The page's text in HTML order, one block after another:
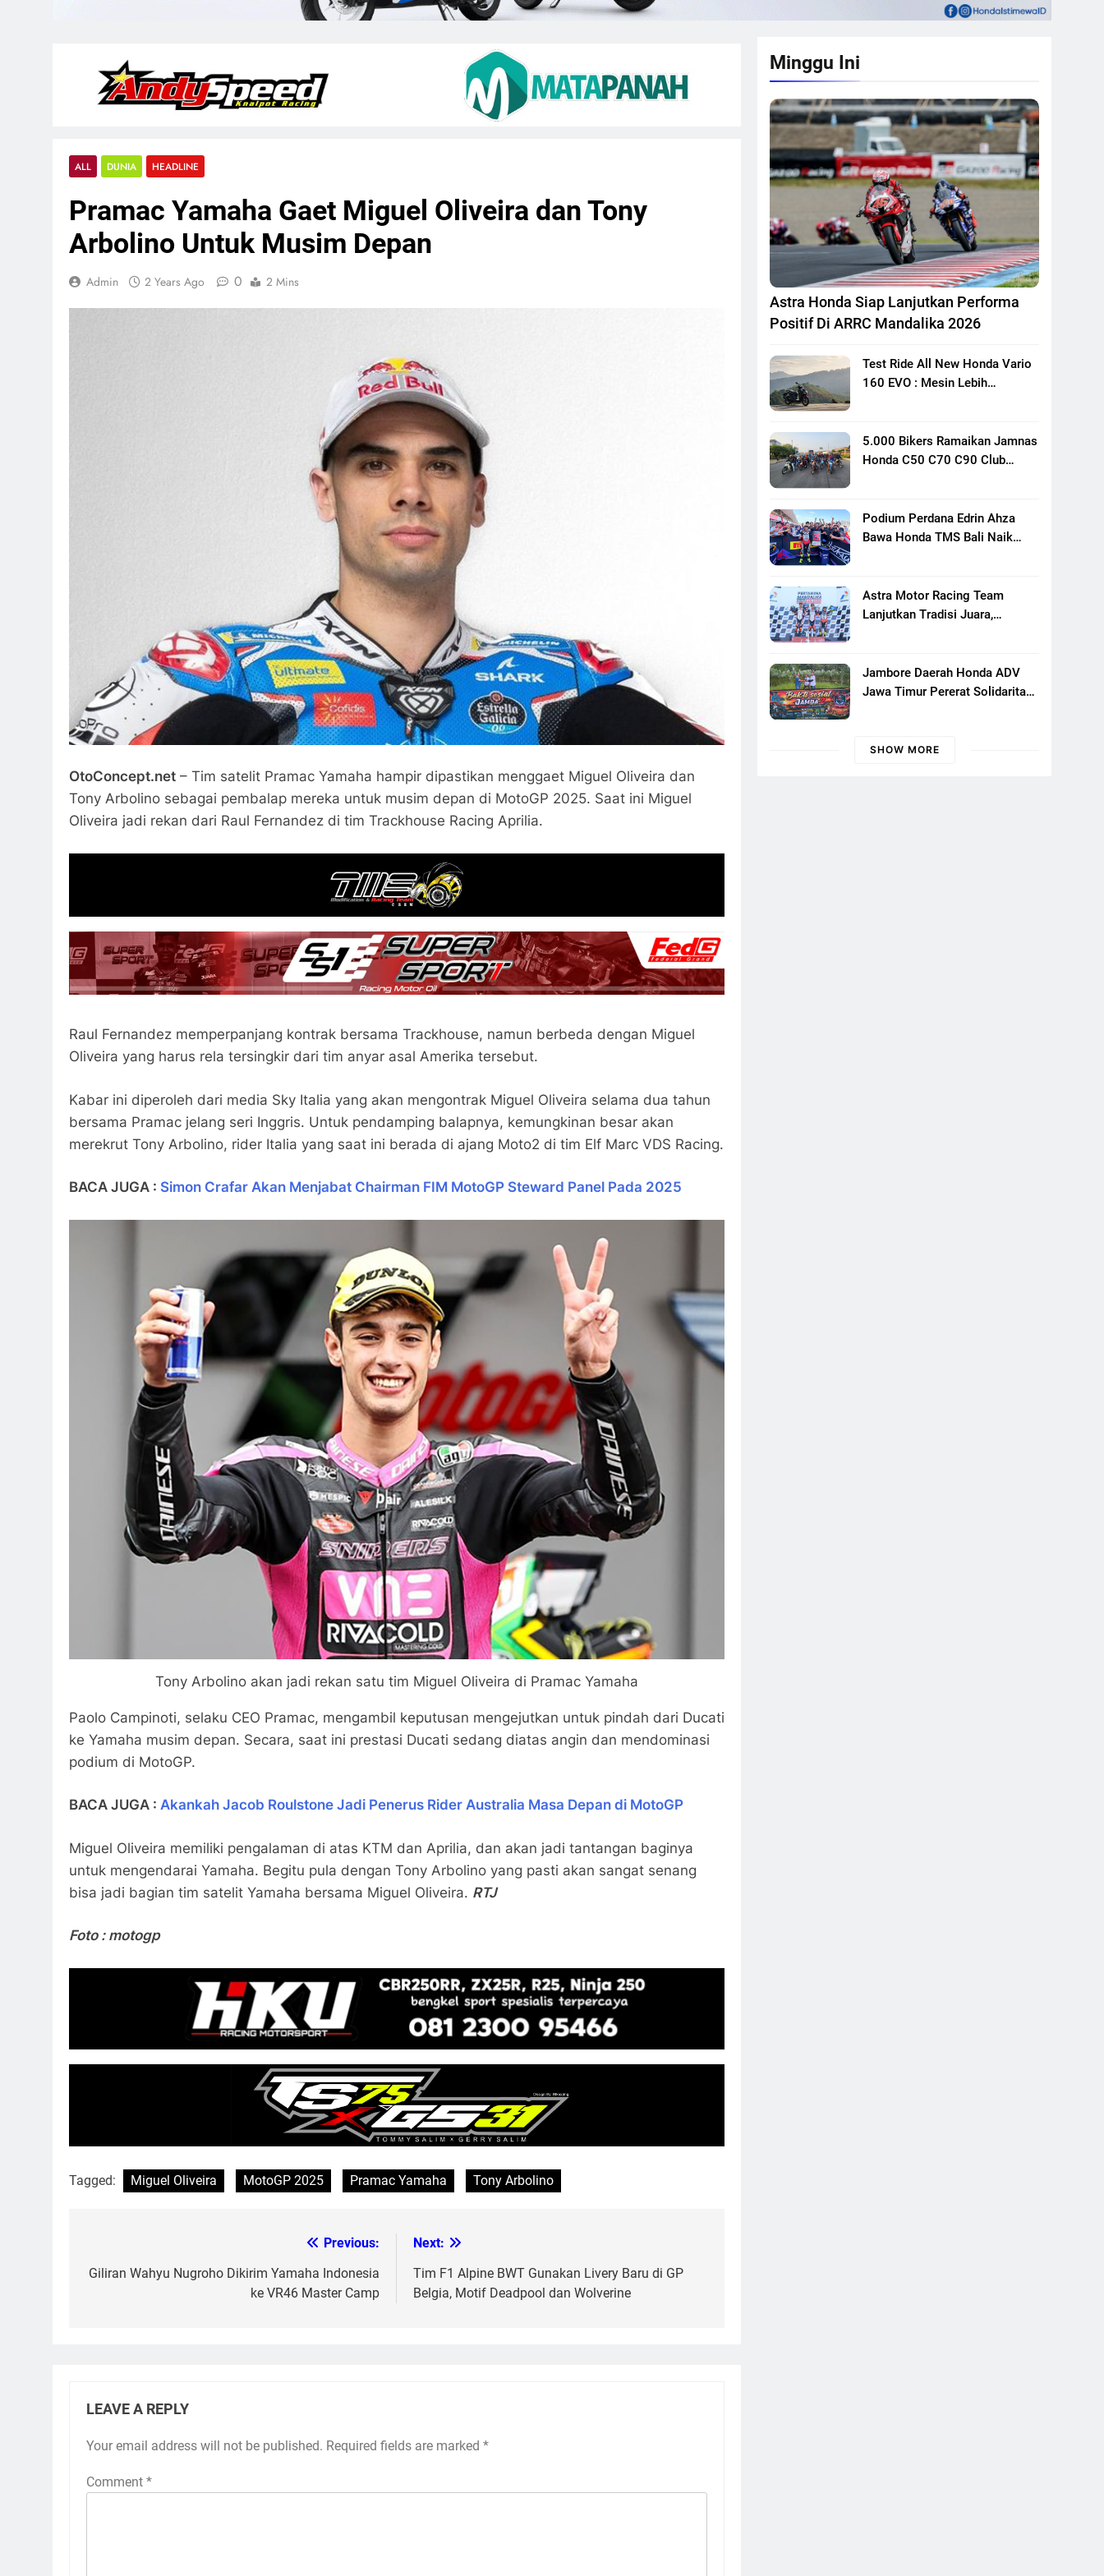
ALL DUNIA HEADLINE
Pramac Yamaha Gaet Miguel Oliveira dan Tony
Arbolino Untuk Musim Depan
Admin 2 Years Ago 0 2 Mins
OtoConcept.net – Tim satelit Pramac Yamaha hampir dipastikan menggaet Miguel Oliveira dan
Tony Arbolino sebagai pembalap mereka untuk musim depan di MotoGP 2025. Saat ini Miguel
Oliveira jadi rekan dari Raul Fernandez di tim Trackhouse Racing Aprilia.
Raul Fernandez memperpanjang kontrak bersama Trackhouse, namun berbeda dengan Miguel
Oliveira yang harus rela tersingkir dari tim anyar asal Amerika tersebut.
Kabar ini diperoleh dari media Sky Italia yang akan mengontrak Miguel Oliveira selama dua tahun
bersama Pramac jelang seri Inggris. Untuk pendamping balapnya, kemungkinan besar akan
merekrut Tony Arbolino, rider Italia yang saat ini berada di ajang Moto2 di tim Elf Marc VDS Racing.
BACA JUGA : Simon Crafar Akan Menjabat Chairman FIM MotoGP Steward Panel Pada 2025
Tony Arbolino akan jadi rekan satu tim Miguel Oliveira di Pramac Yamaha
Paolo Campinoti, selaku CEO Pramac, mengambil keputusan mengejutkan untuk pindah dari Ducati
ke Yamaha musim depan. Secara, saat ini prestasi Ducati sedang diatas angin dan mendominasi
podium di MotoGP.
BACA JUGA : Akankah Jacob Roulstone Jadi Penerus Rider Australia Masa Depan di MotoGP
Miguel Oliveira memiliki pengalaman di atas KTM dan Aprilia, dan akan jadi tantangan baginya
untuk mengendarai Yamaha. Begitu pula dengan Tony Arbolino yang pasti akan sangat senang
bisa jadi bagian tim satelit Yamaha bersama Miguel Oliveira. RTJ
Foto : motogp
Tagged: Miguel Oliveira MotoGP 2025 Pramac Yamaha Tony Arbolino
navigation
Previous:
Giliran Wahyu Nugroho Dikirim Yamaha Indonesia
ke VR46 Master Camp
Next:
Tim F1 Alpine BWT Gunakan Livery Baru di GP
Belgia, Motif Deadpool dan Wolverine
LEAVE A REPLY
Your email address will not be published. Required fields are marked *
Comment *
Minggu Ini
Astra Honda Siap Lanjutkan Performa
Positif Di ARRC Mandalika 2026
Test Ride All New Honda Vario
160 EVO : Mesin Lebih
5.000 Bikers Ramaikan Jamnas
Honda C50 C70 C90 Club
Motor Klasik Honda
Podium Perdana Edrin Ahza
Bawa Honda TMS Bali Naik
Astra Motor Racing Team
Lanjutkan Tradisi Juara,
Putaran Ke 3
Jambore Daerah Honda ADV
Jawa Timur Pererat Solidaritas
Banyuwangi
SHOW MORE